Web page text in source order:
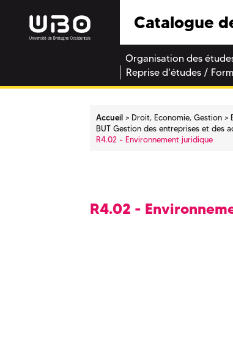
Catalogue
Organisation des
Reprise d'études /
Accueil Droit, Economie, Gestion
BUT Gestion des entreprises et des
R4.02 - Environnement juridique
R4.02 -